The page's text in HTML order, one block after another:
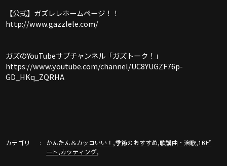
【公式】ガズレレホームページ！！
http://www.gazzlele.com/
ガズのYouTubeサブチャンネル「ガズトーク！」
https://www.youtube.com/channel/UC8YUGZF76p-
GD_HKq_ZQRHA
カテゴリ かんたん＆カッコいい！ ,季節のおすすめ,歌謡曲・演歌,16ビ
ート,カッティング,